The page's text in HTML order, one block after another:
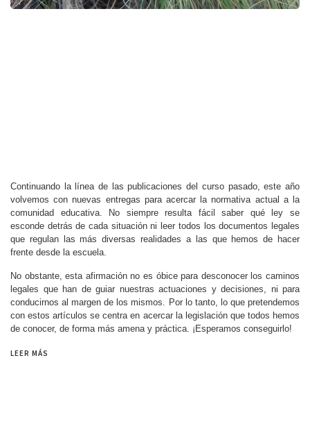
Continuando la línea de las publicaciones del curso pasado, este año
volvemos con nuevas entregas para acercar la normativa actual a la
comunidad educativa. No siempre resulta fácil saber qué ley se
esconde detrás de cada situación ni leer todos los documentos legales
que regulan las más diversas realidades a las que hemos de hacer
frente desde la escuela.
No obstante, esta afirmación no es óbice para desconocer los caminos
legales que han de guiar nuestras actuaciones y decisiones, ni para
conducirnos al margen de los mismos. Por lo tanto, lo que pretendemos
con estos artículos se centra en acercar la legislación que todos hemos
de conocer, de forma más amena y práctica. ¡Esperamos conseguirlo!
LEER MÁS